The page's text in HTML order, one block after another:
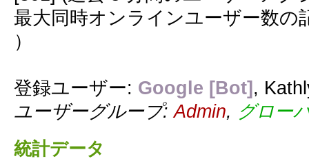
最大同時オンラインユーザー数の
）
登録ユーザー: Google [Bot] ,
ユーザーグループ:Admin, グロー
統計データ